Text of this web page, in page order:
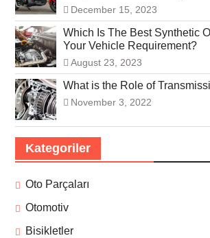
December 15, 2023
Which Is The Best Synthetic
Your Vehicle Requirement?
August 23, 2023
What is the Role of
November 3, 2022
Kategoriler
Oto Parçaları
Otomotiv
Bisikletler